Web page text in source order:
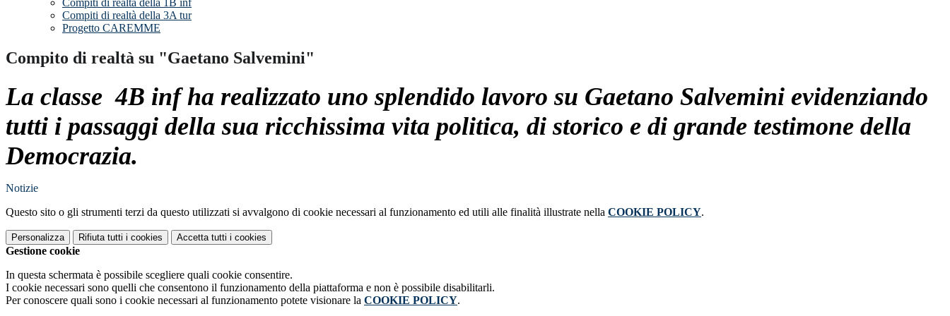
Compiti di realtà della 1B inf
Compiti di realtà della 3A tur
Progetto CAREMME
Compito di realtà su "Gaetano Salvemini"
La classe 4B inf ha realizzato uno splendido lavoro su Gaetano Salvemini evidenziando
tutti i passaggi della sua ricchissima vita politica, di storico e di grande testimone della
Democrazia.
Notizie
Questo sito o gli strumenti terzi da questo utilizzati si avvalgono di cookie necessari al funzionamento ed utili alle finalità illustrate nella COOKIE POLICY.
Personalizza Rifiuta tutti i cookies Accetta tutti i cookies
Gestione cookie
In questa schermata è possibile scegliere quali cookie consentire.
I cookie necessari sono quelli che consentono il funzionamento della piattaforma e non è possibile disabilitarli.
Per conoscere quali sono i cookie necessari al funzionamento potete visionare la COOKIE POLICY.